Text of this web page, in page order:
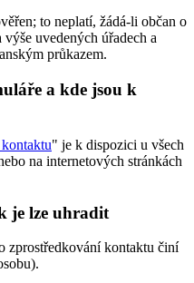
to neplatí, žádá-li občan o
uvedených úřadech a
průkazem.
a kde jsou k
" je k dispozici u všech
na internetových stránkách
je lze uhradit
zprostředkování kontaktu činí